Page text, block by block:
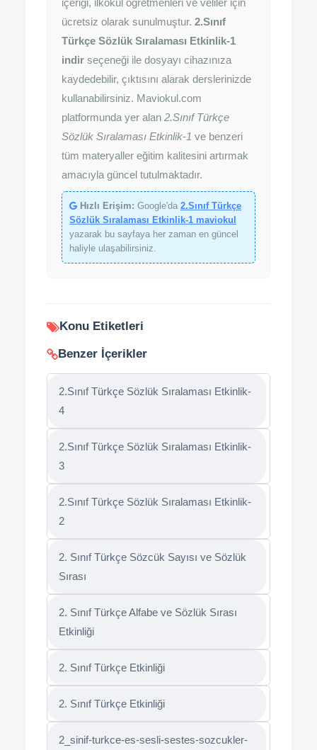
içeriği, ilkokul öğretmenleri ve veliler için
ücretsiz olarak sunulmuştur. 2.Sınıf
Türkçe Sözlük Sıralaması Etkinlik-1
indir seçeneği ile dosyayı cihazınıza
kaydedebilir, çıktısını alarak derslerinizde
kullanabilirsiniz. Maviokul.com
platformunda yer alan 2.Sınıf Türkçe
Sözlük Sıralaması Etkinlik-1 ve benzeri
tüm materyaller eğitim kalitesini artırmak
amacıyla güncel tutulmaktadır.
Hızlı Erişim: Google'da 2.Sınıf Türkçe
Sözlük Sıralaması Etkinlik-1 maviokul
yazarak bu sayfaya her zaman en güncel
haliyle ulaşabilirsiniz.
Konu Etiketleri
Benzer İçerikler
2.Sınıf Türkçe Sözlük Sıralaması Etkinlik-
4
2.Sınıf Türkçe Sözlük Sıralaması Etkinlik-
3
2.Sınıf Türkçe Sözlük Sıralaması Etkinlik-
2
2. Sınıf Türkçe Sözcük Sayısı ve Sözlük
Sırası
2. Sınıf Türkçe Alfabe ve Sözlük Sırası
Etkinliği
2. Sınıf Türkçe Etkinliği
2. Sınıf Türkçe Etkinliği
2_sinif-turkce-es-sesli-sestes-sozcukler-